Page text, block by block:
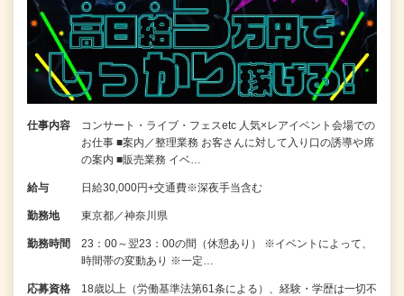
仕事内容
コンサート・ライブ・フェスetc 人気×レアイベント会場での
お仕事 ■案内／整理業務 お客さんに対して入り口の誘導や席
の案内 ■販売業務 イベ…
給与 日給30,000円+交通費※深夜手当含む
勤務地 東京都／神奈川県
勤務時間
23：00～翌23：00の間（休憩あり） ※イベントによって、
時間帯の変動あり ※一定…
応募資格
18歳以上（労働基準法第61条による）、経験・学歴は一切不